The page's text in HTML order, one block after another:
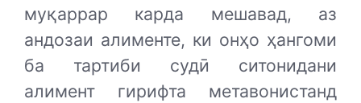
муқаррар карда мешавад, аз
андозаи алименте, ки онҳо ҳангоми
ба тартиби судӣ ситонидани
алимент гирифта метавонистанд